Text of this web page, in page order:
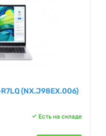
(NX.J98EX.006)
Есть на складе